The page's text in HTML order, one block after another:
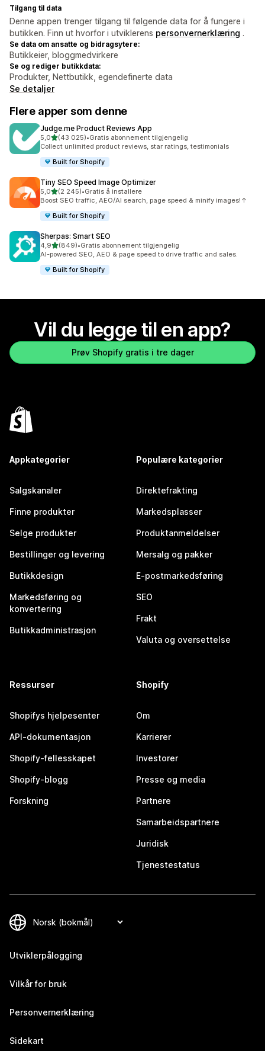
Tilgang til data
Denne appen trenger tilgang til følgende data for å fungere i
butikken. Finn ut hvorfor i utviklerens personvernerklæring .
Se data om ansatte og bidragsytere:
Butikkeier, bloggmedvirkere
Se og rediger butikkdata:
Produkter, Nettbutikk, egendefinerte data
Se detaljer
Flere apper som denne
Judge.me Product Reviews App
5,0av 5 stjerner
(43 025)
Totalt 43025 omtaler
•Gratis abonnement tilgjengelig
Collect unlimited product reviews, star ratings, testimonials
Built for Shopify
Tiny SEO Speed Image Optimizer
5,0av 5 stjerner
(2 245)
Totalt 2245 omtaler
•Gratis å installere
Boost SEO traffic, AEO/AI search, page speed & minify images!↑
Built for Shopify
Sherpas: Smart SEO
4,9av 5 stjerner
(849)
Totalt 849 omtaler
•Gratis abonnement tilgjengelig
AI-powered SEO, AEO & page speed to drive traffic and sales.
Built for Shopify
Vil du legge til en app?
Prøv Shopify gratis i tre dager
Appkategorier
Salgskanaler
Finne produkter
Selge produkter
Bestillinger og levering
Butikkdesign
Markedsføring og
konvertering
Butikkadministrasjon
Populære kategorier
Direktefrakting
Markedsplasser
Produktanmeldelser
Mersalg og pakker
E-postmarkedsføring
SEO
Frakt
Valuta og oversettelse
Ressurser
Shopifys hjelpesenter
API-dokumentasjon
Shopify-fellesskapet
Shopify-blogg
Forskning
Shopify
Om
Karrierer
Investorer
Presse og media
Partnere
Samarbeidspartnere
Juridisk
Tjenestestatus
Utviklerpålogging
Vilkår for bruk
Personvernerklæring
Sidekart